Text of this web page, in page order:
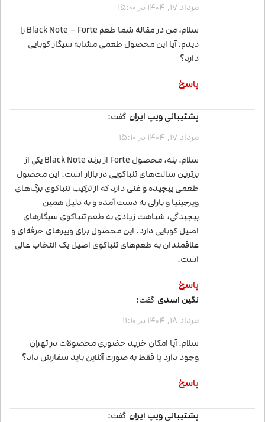
مرداد 17, 1404 در 15:00
سلام، من در مقاله شما طعم Black Note – Forte را
دیدم. آیا این محصول طعمی مشابه سیگار کوبایی
دارد؟
پاسخ
پشتیبانی ویپ ایران گفت:
مرداد 17, 1404 در 15:10
سلام. بله، محصول Forte از برند Black Note یکی از
برترین سالت‌های تنباکویی در بازار است. این محصول
طعمی پیچیده و غنی دارد که از ترکیب تنباکوی برگ‌های
ویرجینیا و بارلی به دست آمده و به دلیل همین
پیچیدگی، شباهت زیادی به طعم تنباکوی سیگارهای
اصیل کوبایی دارد. این محصول برای ویپرهای حرفه‌ای و
علاقمندان به طعم‌های تنباکوی اصیل یک انتخاب عالی
است.
پاسخ
نگین اسدی گفت:
مرداد 18, 1404 در 11:10
سلام. آیا امکان خرید حضوری محصولات در تهران
وجود دارد یا فقط به صورت آنلاین باید سفارش داد؟
پاسخ
پشتیبانی ویپ ایران گفت: